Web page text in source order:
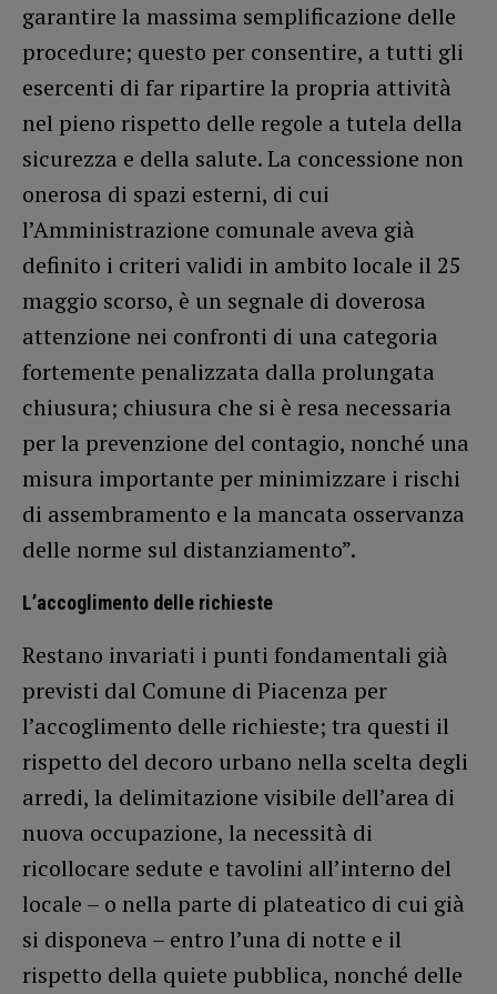
garantire la massima semplificazione delle
procedure; questo per consentire, a tutti gli
esercenti di far ripartire la propria attività
nel pieno rispetto delle regole a tutela della
sicurezza e della salute. La concessione non
onerosa di spazi esterni, di cui
l’Amministrazione comunale aveva già
definito i criteri validi in ambito locale il 25
maggio scorso, è un segnale di doverosa
attenzione nei confronti di una categoria
fortemente penalizzata dalla prolungata
chiusura; chiusura che si è resa necessaria
per la prevenzione del contagio, nonché una
misura importante per minimizzare i rischi
di assembramento e la mancata osservanza
delle norme sul distanziamento”.
L’accoglimento delle richieste
Restano invariati i punti fondamentali già
previsti dal Comune di Piacenza per
l’accoglimento delle richieste; tra questi il
rispetto del decoro urbano nella scelta degli
arredi, la delimitazione visibile dell’area di
nuova occupazione, la necessità di
ricollocare sedute e tavolini all’interno del
locale – o nella parte di plateatico di cui già
si disponeva – entro l’una di notte e il
rispetto della quiete pubblica, nonché delle